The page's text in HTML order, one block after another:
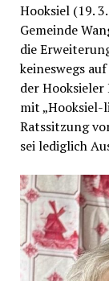
Hooksiel (19.
Gemeinde
die
keineswegs
der Hooksieler
mit „Hooksiel-
Ratssitzung
sei lediglich